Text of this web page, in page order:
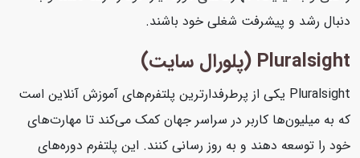
دنبال رشد و پیشرفت شغلی خود باشند.
Pluralsight (پلورال سایت)
Pluralsight یکی از پرطرفدارترین پلتفرم‌های آموزش آنلاین است
که به میلیون‌ها کاربر در سراسر جهان کمک می‌کند تا مهارت‌های
خود را توسعه دهند و به روز رسانی کنند. این پلتفرم دوره‌های